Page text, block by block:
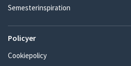
Semesterinspiration
Policyer
Cookiepolicy